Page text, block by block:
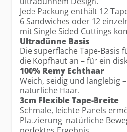
Jede Packung enthält 12
6 Sandwiches oder 12
mit Single Sided Cuttings
Ultradünne Basis
Die superflache Tape-Basis
die Kopfhaut an – für ein
100% Remy Echthaar
Weich, seidig und langlebig
natürliche Haar.
3cm Flexible Tape-Breite
Schmale, leichte Panels
Platzierung, natürliche